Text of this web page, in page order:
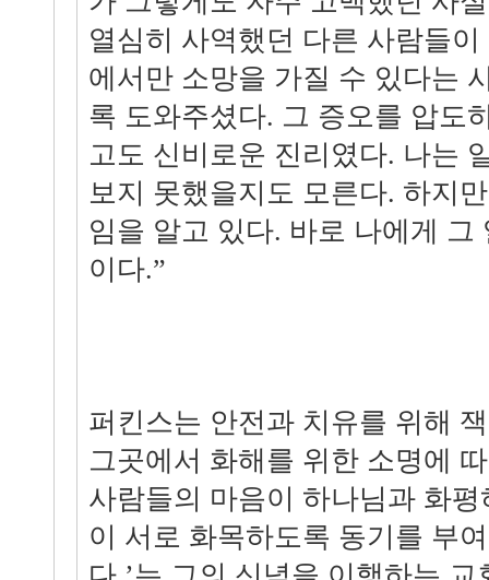
열심히 사역했던 다른 사람들
에서만 소망을 가질 수 있다는
록 도와주셨다. 그 증오를 압도
고도 신비로운 진리였다. 나는
보지 못했을지도 모른다. 하지
임을 알고 있다. 바로 나에게 그
이다.”
퍼킨스는 안전과 치유를 위해
그곳에서 화해를 위한 소명에
사람들의 마음이 하나님과 화
이 서로 화목하도록 동기를 부